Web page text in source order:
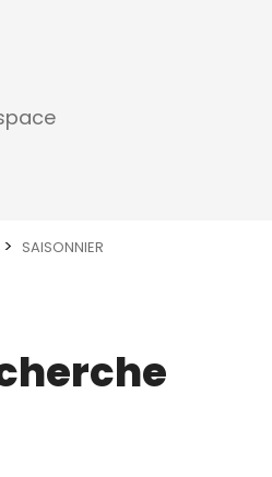
SAISONNIER